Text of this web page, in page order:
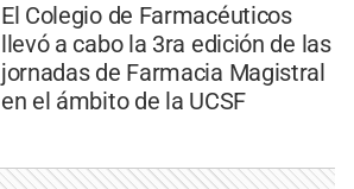
El Colegio de Farmacéuticos
llevó a cabo la 3ra edición de las
jornadas de Farmacia Magistral
en el ámbito de la UCSF